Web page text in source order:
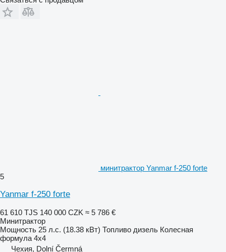
минитрактор Yanmar f-250 forte
5
Yanmar f-250 forte
61 610 TJS 140 000 CZK ≈ 5 786 €
Минитрактор
Мощность 25 л.с. (18.38 кВт) Топливо дизель Колесная
формула 4x4
Чехия, Dolní Čermná